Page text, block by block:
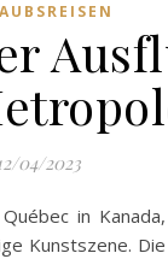
04/2023
in
Kunstszene.